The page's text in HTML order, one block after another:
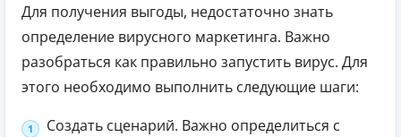
Для получения выгоды, недостаточно знать
определение вирусного маркетинга. Важно
разобраться как правильно запустить вирус. Для
этого необходимо выполнить следующие шаги:
Создать сценарий. Важно определиться с